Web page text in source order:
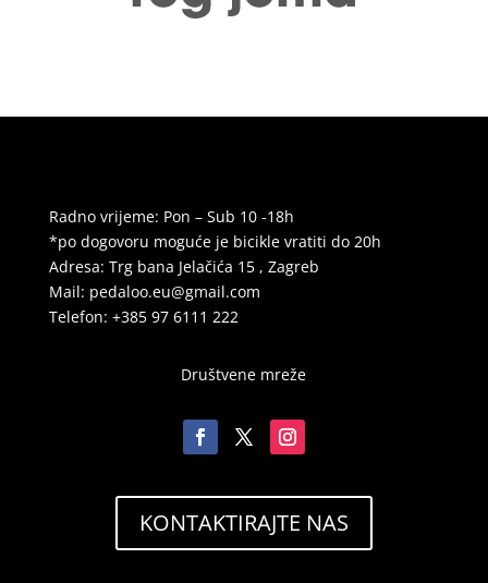
Radno vrijeme: Pon – Sub 10 -18h
*po dogovoru moguće je bicikle vratiti do 20h
Adresa: Trg bana Jelačića 15 , Zagreb
Mail: pedaloo.eu@gmail.com
Telefon: +385 97 6111 222
Društvene mreže
KONTAKTIRAJTE NAS